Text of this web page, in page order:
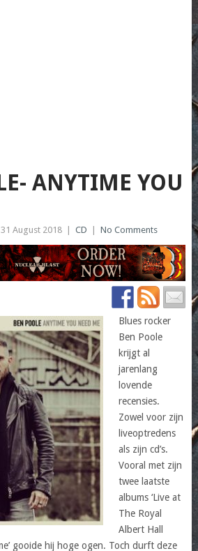
ANYTIME YOU
31 August 2018 CD No Comments
Blues rocker
Ben Poole
krijgt al
jarenlang
lovende
recensies.
Zowel voor zijn
liveoptredens
als zijn cd’s.
Vooral met zijn
twee laatste
albums ‘Live at
The Royal
Albert Hall
gooide hij hoge ogen. Toch durft deze